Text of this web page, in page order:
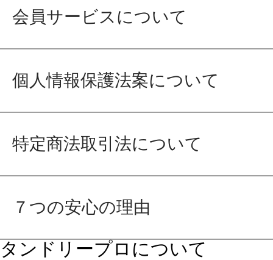
会員サービスについて
個人情報保護法案について
特定商法取引法について
７つの安心の理由
タンドリープロについて